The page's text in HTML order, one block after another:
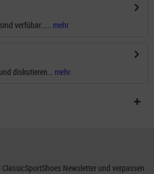
verfübar...... mehr
diskutieren...
mehr
Newsletter und verpassen